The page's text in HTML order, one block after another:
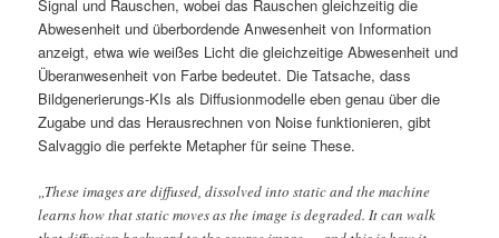
Signal und Rauschen, wobei das Rauschen gleichzeitig die
Abwesenheit und überbordende Anwesenheit von Information
anzeigt, etwa wie weißes Licht die gleichzeitige Abwesenheit und
Überanwesenheit von Farbe bedeutet. Die Tatsache, dass
Bildgenerierungs-KIs als Diffusionmodelle eben genau über die
Zugabe und das Herausrechnen von Noise funktionieren, gibt
Salvaggio die perfekte Metapher für seine These.
„These images are diffused, dissolved into static and the machine
learns how that static moves as the image is degraded. It can walk